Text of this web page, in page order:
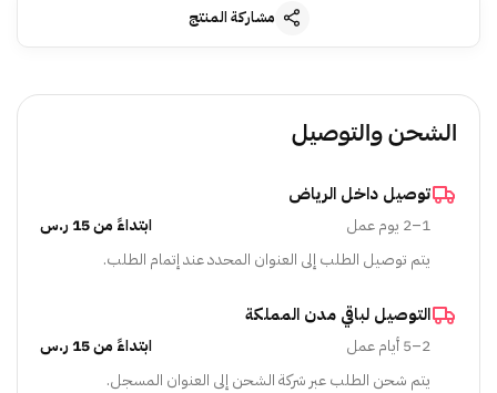
مشاركة المنتج
الشحن والتوصيل
توصيل داخل الرياض
1–2 يوم عمل
ابتداءً من 15 ر.س
يتم توصيل الطلب إلى العنوان المحدد عند إتمام الطلب.
التوصيل لباقي مدن المملكة
2–5 أيام عمل
ابتداءً من 15 ر.س
يتم شحن الطلب عبر شركة الشحن إلى العنوان المسجل.